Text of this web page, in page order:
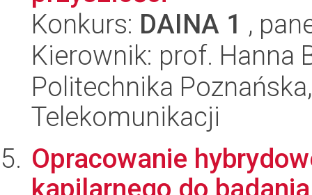
Konkurs: DAINA 1 ,
Kierownik: prof. Hanna
Politechnika
Telekomunikacji
Opracowanie
kapilarnego do